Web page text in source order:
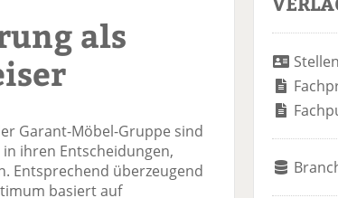
als
Garant-Möbel-Gruppe sind
ihren Entscheidungen,
Entsprechend überzeugend
basiert auf